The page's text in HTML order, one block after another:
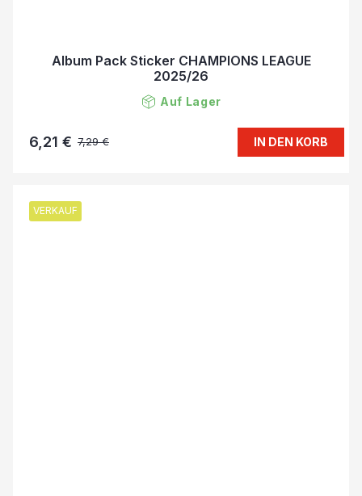
Album Pack Sticker CHAMPIONS LEAGUE
2025/26
Auf Lager
7,29 €
6,21 € IN DEN KORB
VERKAUF